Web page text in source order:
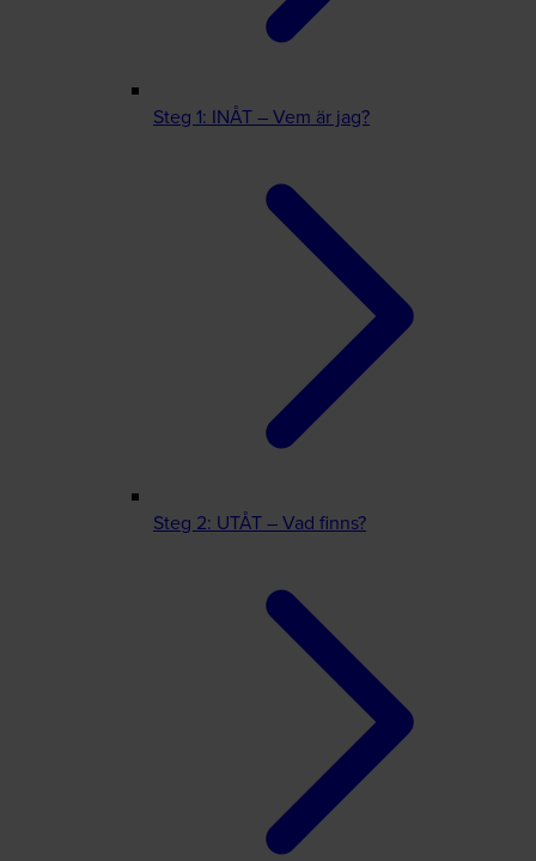
Steg 1: INÅT – Vem är jag?
Steg 2: UTÅT – Vad finns?